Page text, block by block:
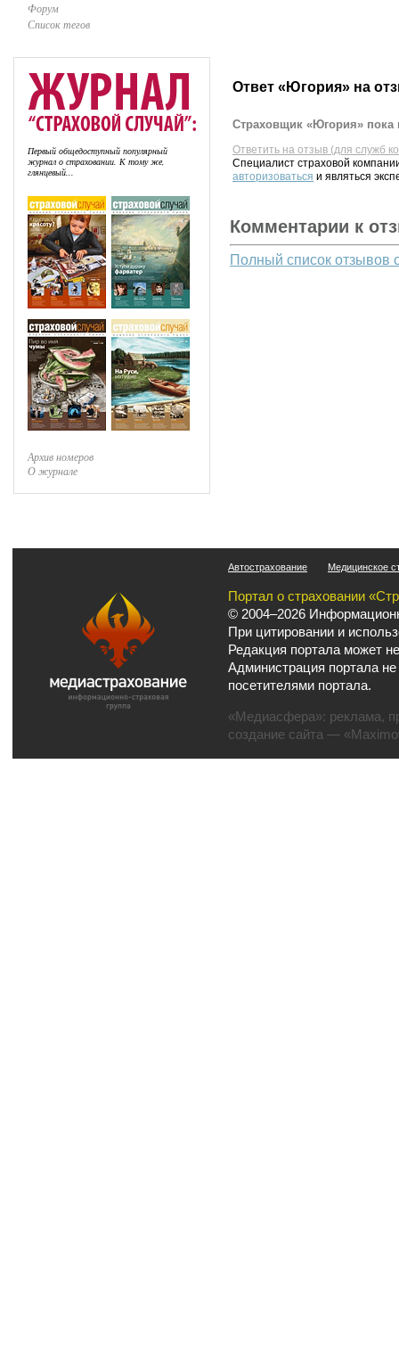
Форум
Список тегов
Первый общедоступный популярный
журнал о страховании. К тому же,
глянцевый...
Архив номеров
О журнале
Ответ «Югория» на
Страховщик «Югория» пока
Ответить на отзыв (для служб
Специалист страховой
авторизоваться и являться
Комментарии к
Полный список отзывов
Автострахование Медицинское
Портал о страховании
© 2004–2026
При цитировании и
Редакция портала может
Администрация портала
посетителями портала.
«Медиасфера»: реклама,
создание сайта —